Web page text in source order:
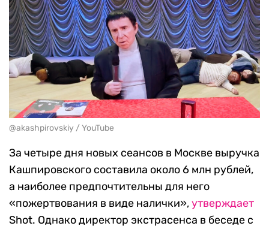
@akashpirovskiy / YouTube
За четыре дня новых сеансов в Москве выручка
Кашпировского составила около 6 млн рублей,
а наиболее предпочтительны для него
«пожертвования в виде налички»,утверждает
Shot. Однако директор экстрасенса в беседе с